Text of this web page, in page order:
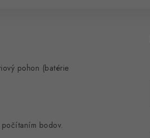
pohon (batérie
počítaním bodov.